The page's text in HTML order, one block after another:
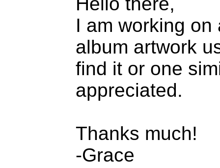
I am working
album artwork
find it or one
appreciated.
Thanks much!
-Grace